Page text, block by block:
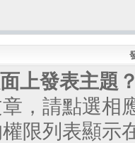
上發表主題
，請點選相
限列表顯示